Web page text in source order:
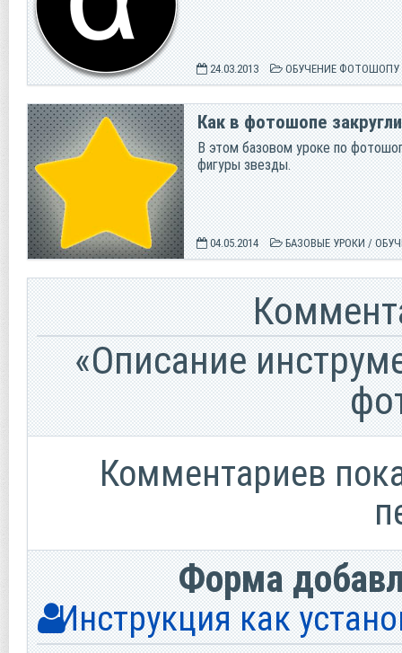
24.03.2013 ОБУЧЕНИЕ ФОТОШОПУ
Как в фотошопе
В этом базовом уроке по
фигуры звезды.
04.05.2014 БАЗОВЫЕ УРОКИ /
«Описание
Комментариев
Форма
Инструкция как